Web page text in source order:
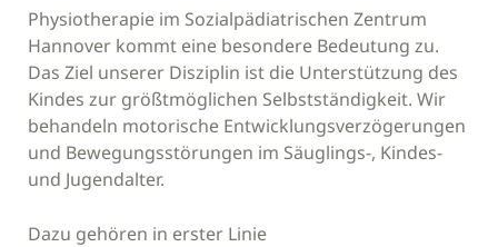
Physiotherapie im Sozialpädiatrischen Zentrum
Hannover kommt eine besondere Bedeutung zu.
Das Ziel unserer Disziplin ist die Unterstützung des
Kindes zur größtmöglichen Selbstständigkeit. Wir
behandeln motorische Entwicklungsverzögerungen
und Bewegungsstörungen im Säuglings-, Kindes-
und Jugendalter.
Dazu gehören in erster Linie